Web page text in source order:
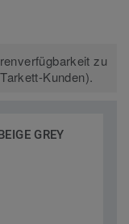
zu
Kunden).
GREY